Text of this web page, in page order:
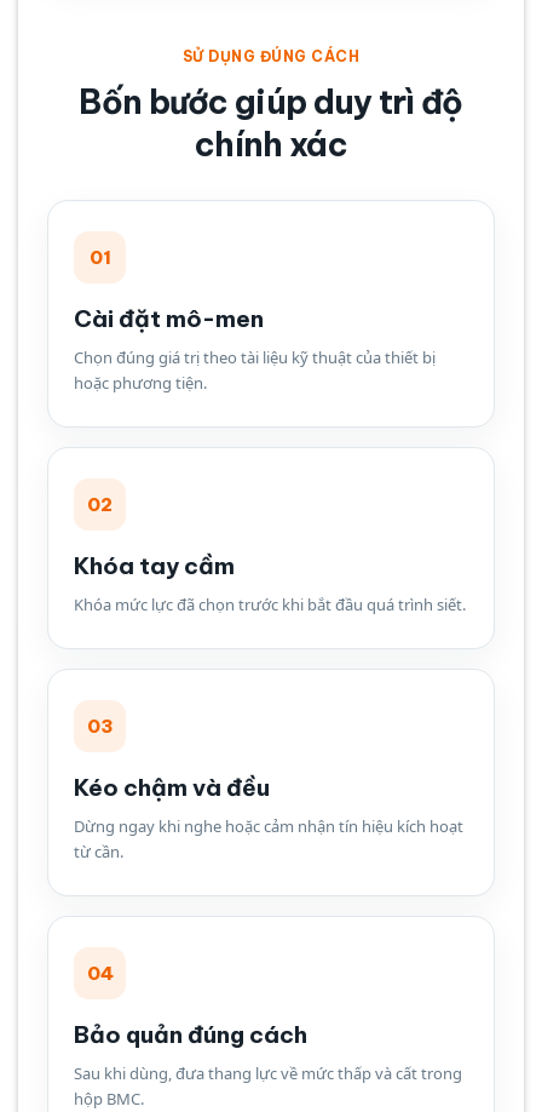
SỬ DỤNG ĐÚNG CÁCH
Bốn bước giúp duy trì độ
chính xác
01
Cài đặt mô-men
Chọn đúng giá trị theo tài liệu kỹ thuật của thiết bị
hoặc phương tiện.
02
Khóa tay cầm
Khóa mức lực đã chọn trước khi bắt đầu quá trình siết.
03
Kéo chậm và đều
Dừng ngay khi nghe hoặc cảm nhận tín hiệu kích hoạt
từ cần.
04
Bảo quản đúng cách
Sau khi dùng, đưa thang lực về mức thấp và cất trong
hộp BMC.